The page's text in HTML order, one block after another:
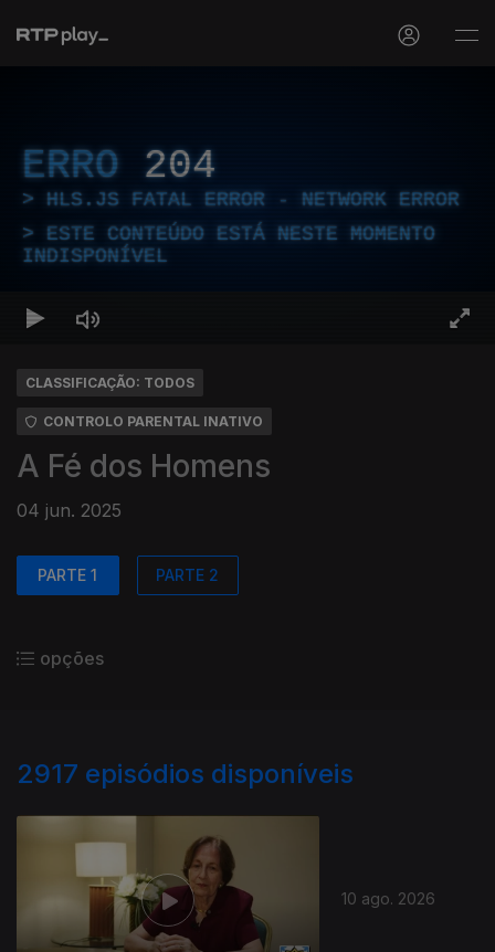
ERRO 204
HLS.JS FATAL ERROR - NETWORK ERROR
ESTE CONTEÚDO ESTÁ NESTE MOMENTO
INDISPONÍVEL
CLASSIFICAÇÃO: TODOS
CONTROLO PARENTAL INATIVO
A Fé dos Homens
04 jun. 2025
PARTE 1 PARTE 2
opções
2917 episódios disponíveis
10 ago. 2026